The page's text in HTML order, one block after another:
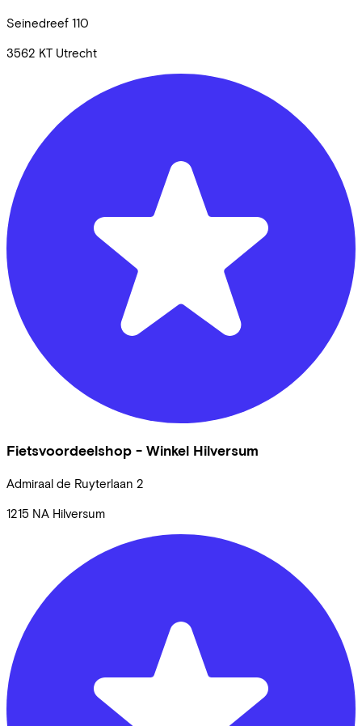
Seinedreef 110
3562 KT Utrecht
Fietsvoordeelshop - Winkel Hilversum
Admiraal de Ruyterlaan 2
1215 NA Hilversum